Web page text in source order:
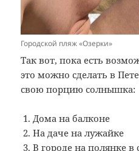
Городской пляж «Озерки»
Так вот, пока есть
это можно сделать в
свою порцию солнышка:
Дома на балконе
На даче на лужайке
В городе на полянке в